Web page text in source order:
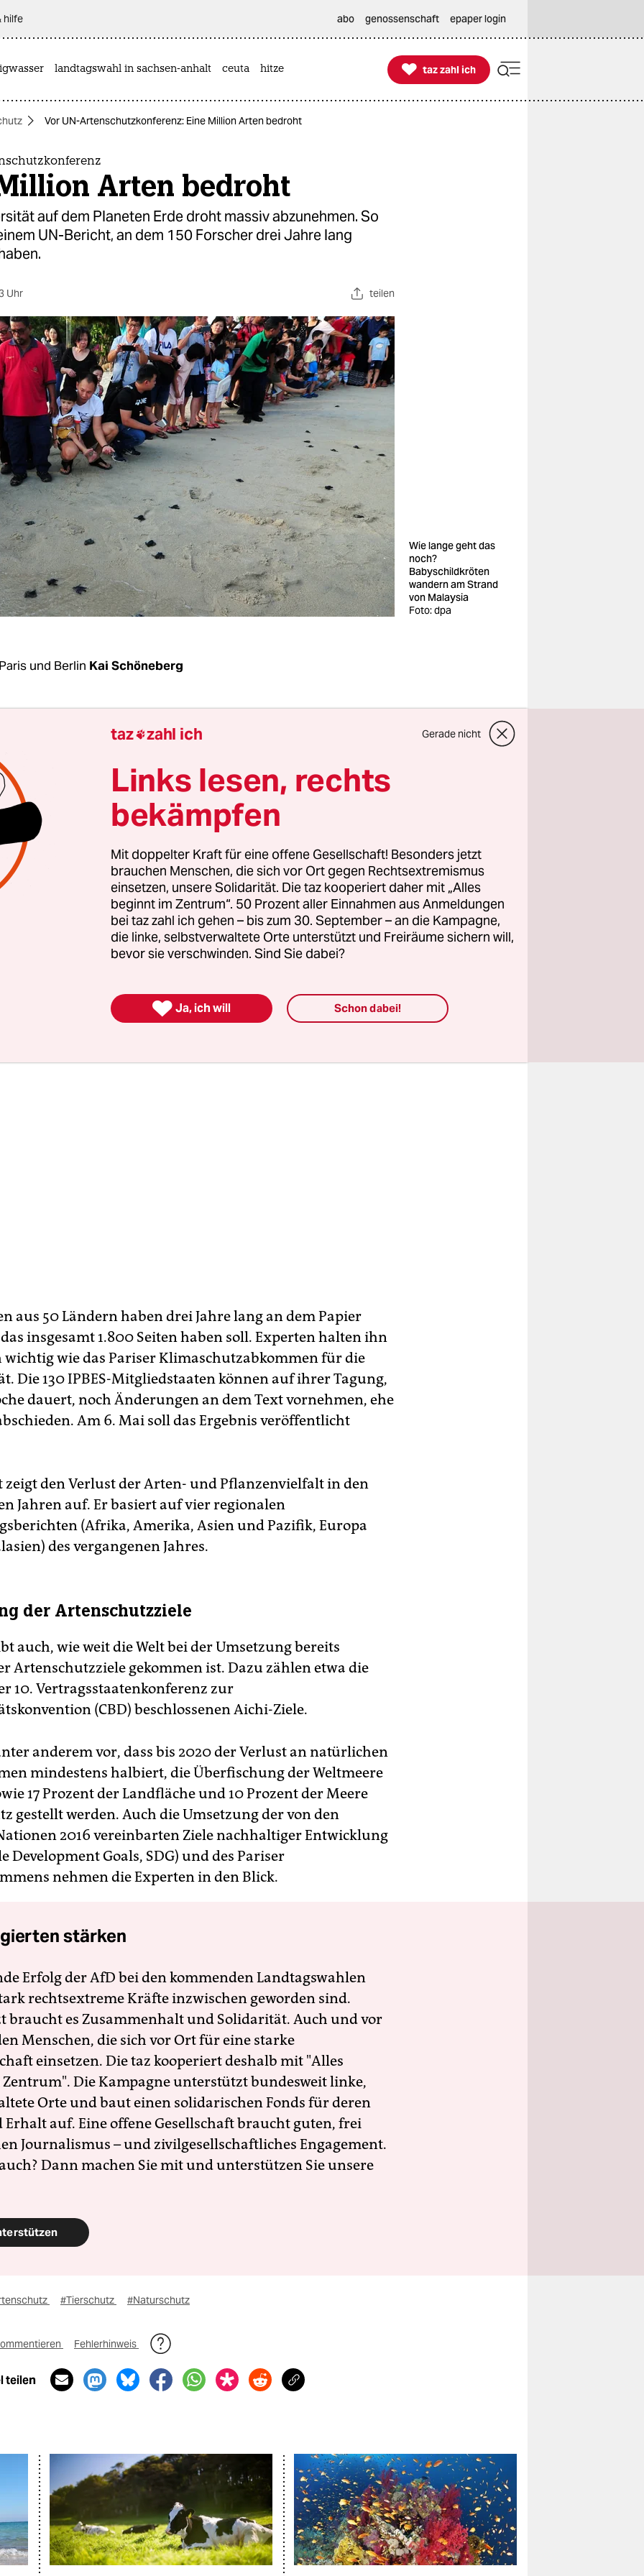
hilfe abo genossenschaft epaper login
landtagswahl in sachsen-anhalt ceuta hitze 
taz zahl ich
taz zahl ich
Vor UN-Artenschutzkonferenz: Eine Million Arten bedroht
Arten bedroht
auf dem Planeten Erde droht massiv abzunehmen. So
UN-Bericht, an dem 150 Forscher drei Jahre lang
Uhr teilen
Wie lange geht das
noch?
Babyschildkröten
wandern am Strand
von Malaysia
Foto: dpa
und Berlin Kai Schöneberg
fortschreitender Umweltzerstörung sind laut dem
UN-Berichts bis zu eine Million Tier- und Pflanzenarten
bedroht. Viele dieser 500.000 bis eine Million Arten
den kommenden Jahrzehnten“ zu verschwinden, heißt in
des Berichts zur weltweiten Artenvielfalt, der der
AFP am Dienstag exklusiv vorlag. Insgesamt gibt
8 Millionen Tier- und Pflanzenarten.
für das drohende Artensterben gehören
Abholzung, Bergbau, Fischerei und Jagd,
Klimawandel und Umweltverschmutzung. Den Report will
Plattform für Biodiversität und
Biodiversity and Ecosystem Services, IPBES) bei einer
vorstellen, die am kommenden Montag in Paris beginnt.
aus 50 Ländern haben drei Jahre lang an dem Papier
insgesamt 1.800 Seiten haben soll. Experten halten ihn
wie das Pariser Klimaschutzabkommen für die
Die 130 IPBES-Mitgliedstaaten können auf ihrer Tagung,
dauert, noch Änderungen an dem Text vornehmen, ehe
Am 6. Mai soll das Ergebnis veröffentlicht
zeigt den Verlust der Arten- und Pflanzenvielfalt in den
Jahren auf. Er basiert auf vier regionalen
(Afrika, Amerika, Asien und Pazifik, Europa
des vergangenen Jahres.
der Artenschutzziele
auch, wie weit die Welt bei der Umsetzung bereits
Artenschutzziele gekommen ist. Dazu zählen etwa die
10. Vertragsstaatenkonferenz zur
(CBD) beschlossenen Aichi-Ziele.
anderem vor, dass bis 2020 der Verlust an natürlichen
mindestens halbiert, die Überfischung der Weltmeere
17 Prozent der Landfläche und 10 Prozent der Meere
gestellt werden. Auch die Umsetzung der von den
2016 vereinbarten Ziele nachhaltiger Entwicklung
Development Goals, SDG) und des Pariser
nehmen die Experten in den Blick.
stärken
Erfolg der AfD bei den kommenden Landtagswahlen
rechtsextreme Kräfte inzwischen geworden sind.
braucht es Zusammenhalt und Solidarität. Auch und vor
Menschen, die sich vor Ort für eine starke
einsetzen. Die taz kooperiert deshalb mit "Alles
Die Kampagne unterstützt bundesweit linke,
Orte und baut einen solidarischen Fonds für deren
Erhalt auf. Eine offene Gesellschaft braucht guten, frei
Journalismus – und zivilgesellschaftliches Engagement.
Dann machen Sie mit und unterstützen Sie unsere
#Tierschutz #Naturschutz
Fehlerhinweis
teilen
taz zahl ich Gerade nicht
Links lesen, rechts
bekämpfen
Mit doppelter Kraft für eine offene Gesellschaft! Besonders jetzt
brauchen Menschen, die sich vor Ort gegen Rechtsextremismus
einsetzen, unsere Solidarität. Die taz kooperiert daher mit „Alles
beginnt im Zentrum“. 50 Prozent aller Einnahmen aus Anmeldungen
bei taz zahl ich gehen – bis zum 30. September – an die Kampagne,
die linke, selbstverwaltete Orte unterstützt und Freiräume sichern will,
bevor sie verschwinden. Sind Sie dabei?
 Ja, ich will Schon dabei!